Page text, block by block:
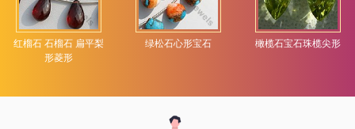
红榴石 石榴石 扁平梨
形菱形
绿松石心形宝石 橄榄石宝石珠榄尖形